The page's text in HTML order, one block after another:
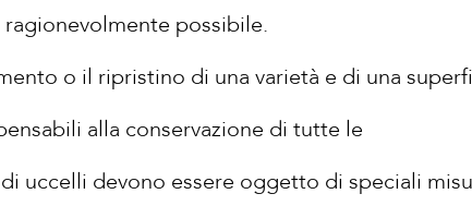
possibile.
o il ripristino di una varietà e di una
alla conservazione di tutte le
uccelli devono essere oggetto di speciali